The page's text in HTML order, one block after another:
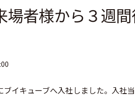
場者様から３週
イキューブへ入社しました。入社当